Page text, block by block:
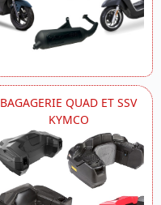
BAGAGERIE QUAD ET SSV
KYMCO